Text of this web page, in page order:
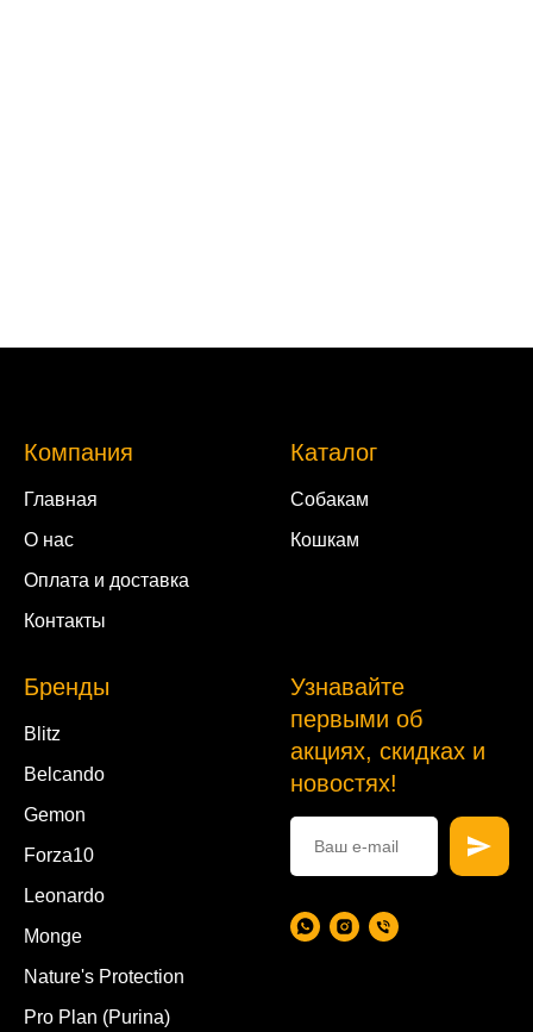
Компания
Главная
О нас
Оплата и доставка
Контакты
Каталог
Собакам
Кошкам
Бренды
Blitz
Belcando
Gemon
Forza10
Leonardo
Monge
Nature's Protection
Pro Plan (Purina)
Узнавайте
первыми об
акциях, скидках и
новостях!